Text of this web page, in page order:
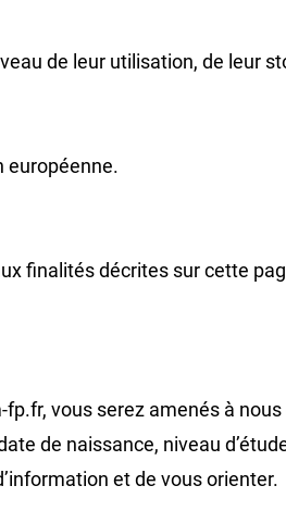
de leur utilisation, de leur
européenne.
finalités décrites sur cette
vous serez amenés à
de naissance, niveau
et de vous orienter.